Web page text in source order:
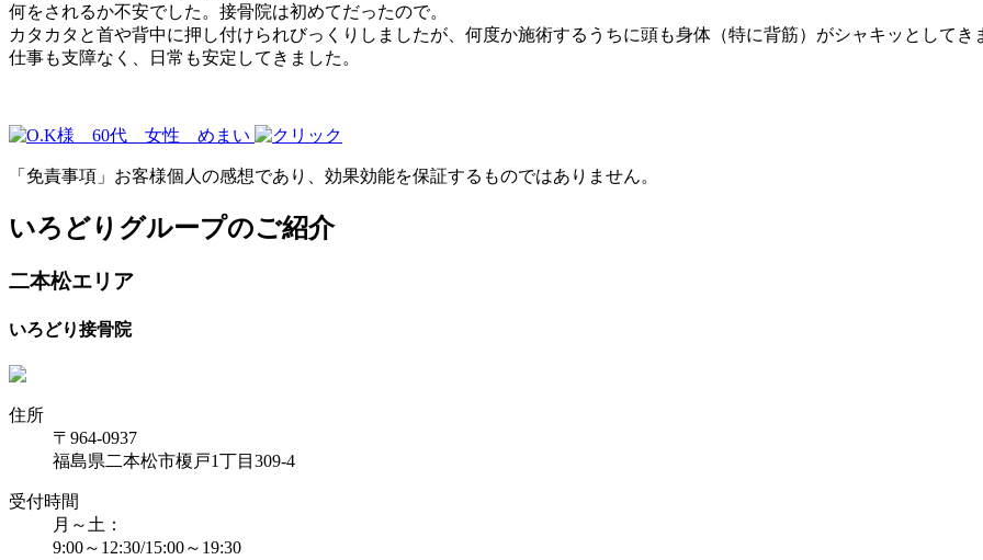
何をされるか不安でした。接骨院は初めてだったので。
カタカタと首や背中に押し付けられびっくりしましたが、何度か施術するうちに頭も身体（特に背筋）がシャキッとしてき
仕事も支障なく、日常も安定してきました。
「免責事項」お客様個人の感想であり、効果効能を保証するものではありません。
いろどりグループのご紹介
二本松エリア
いろどり接骨院
住所
〒964-0937
福島県二本松市榎戸1丁目309-4
受付時間
月～土：
9:00～12:30/15:00～19:30